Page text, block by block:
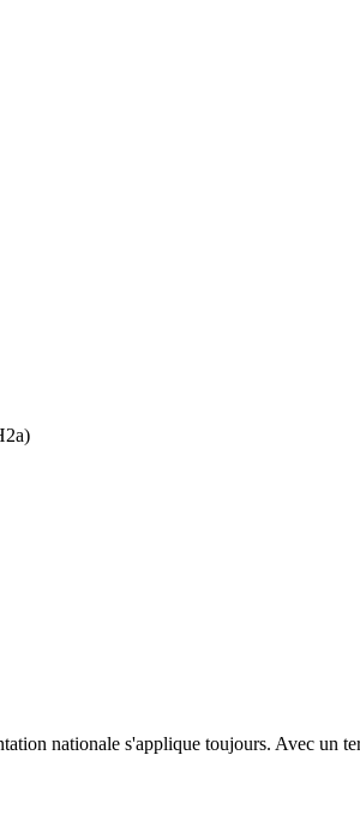
nationale s'applique toujours. Avec un